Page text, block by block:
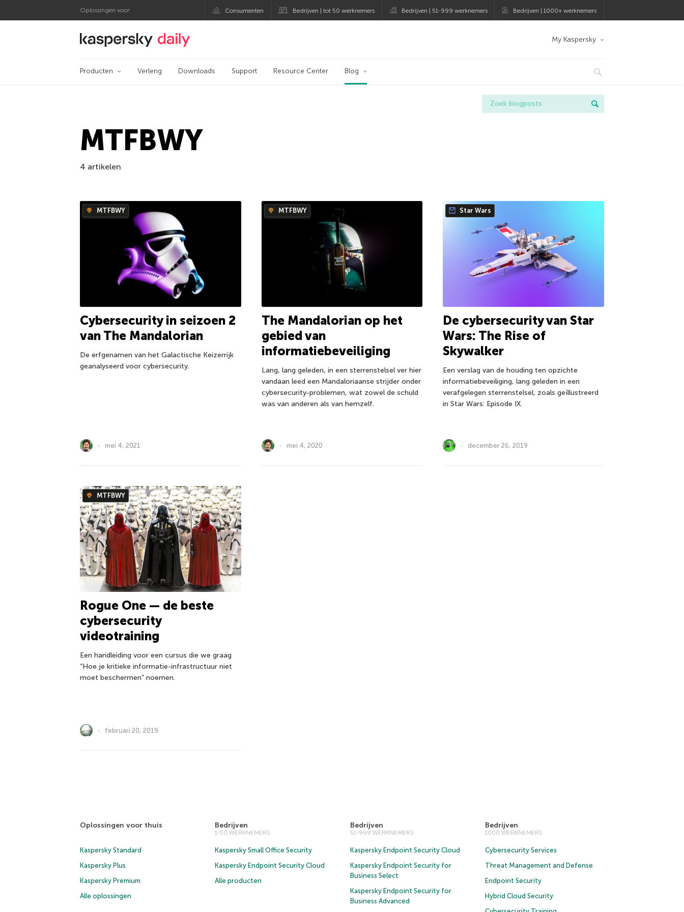
Oplossingen voor: Consumenten Bedrijven | tot 50 werknemers Bedrijven | 51-999 werknemers Bedrijven | 1000+ werknemers
Kaspersky official blog My Kaspersky
Producten Verleng Downloads Support Resource Center Blog
MTFBWY
4 artikelen
MTFBWY
Cybersecurity in seizoen 2
van The Mandalorian
De erfgenamen van het Galactische Keizerrijk
geanalyseerd voor cybersecurity.
mei 4, 2021
MTFBWY
The Mandalorian op het
gebied van
informatiebeveiliging
Lang, lang geleden, in een sterrenstelsel ver hier
vandaan leed een Mandaloriaanse strijder onder
cybersecurity-problemen, wat zowel de schuld
was van anderen als van hemzelf.
mei 4, 2020
Star Wars
De cybersecurity van Star
Wars: The Rise of
Skywalker
Een verslag van de houding ten opzichte
informatiebeveiliging, lang geleden in een
verafgelegen sterrenstelsel, zoals geïllustreerd
in Star Wars: Episode IX.
december 26, 2019
MTFBWY
Rogue One — de beste
cybersecurity
videotraining
Een handleiding voor een cursus die we graag
“Hoe je kritieke informatie-infrastructuur niet
moet beschermen” noemen.
februari 20, 2019
Oplossingen voor thuis
Kaspersky Standard
Kaspersky Plus
Kaspersky Premium
Alle oplossingen
Bedrijven
1-50 WERKNEMERS
Kaspersky Small Office Security
Kaspersky Endpoint Security Cloud
Alle producten
Bedrijven
51-999 WERKNEMERS
Kaspersky Endpoint Security Cloud
Kaspersky Endpoint Security for
Business Select
Kaspersky Endpoint Security for
Business Advanced
Bedrijven
1000 WERKNEMERS
Cybersecurity Services
Threat Management and Defense
Endpoint Security
Hybrid Cloud Security